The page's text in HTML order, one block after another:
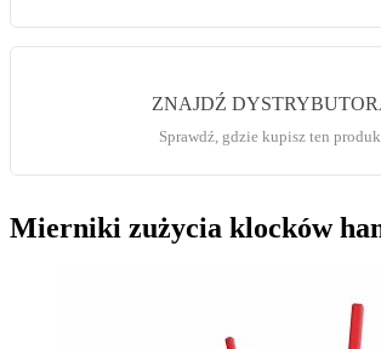
ZNAJDŹ
Sprawdź, gdzie kupisz ten
Mierniki zużycia klocków